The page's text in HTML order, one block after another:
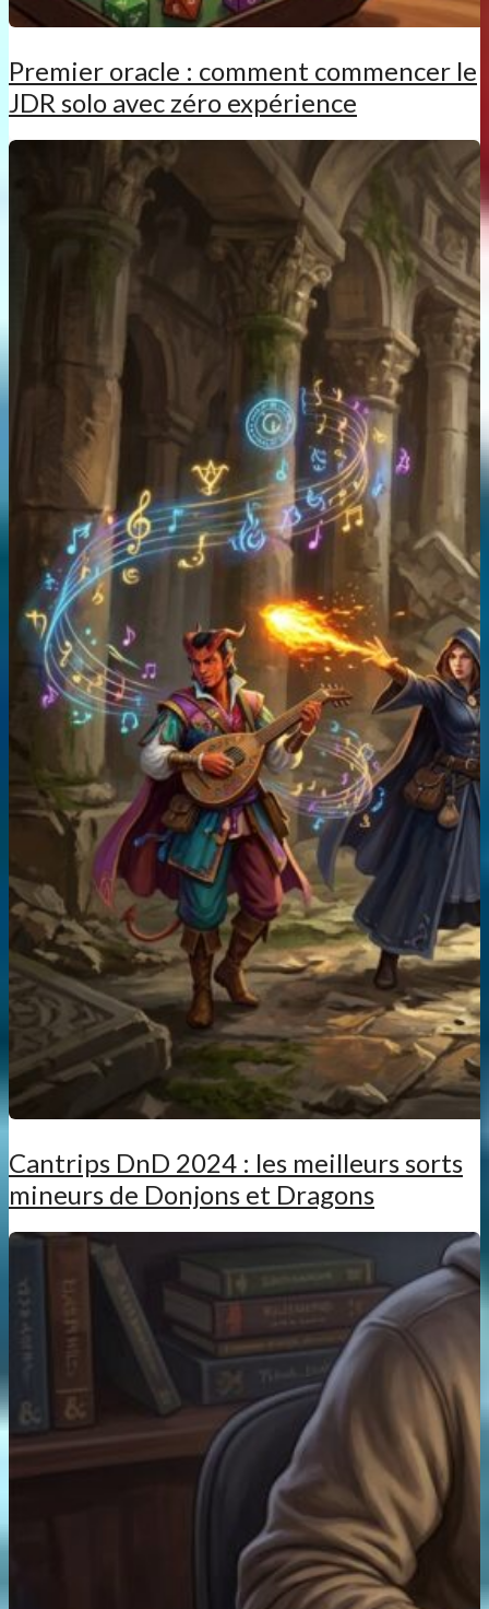
Premier oracle : comment commencer le
JDR solo avec zéro expérience
Cantrips DnD 2024 : les meilleurs sorts
mineurs de Donjons et Dragons